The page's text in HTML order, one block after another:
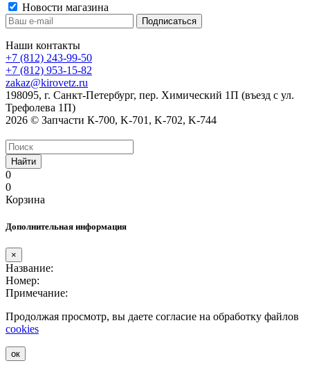
Новости магазина
Наши контакты
+7 (812) 243-99-50
+7 (812) 953-15-82
zakaz@kirovetz.ru
198095, г. Санкт-Петербург, пер. Химический 1П (въезд с ул.
Трефолева 1П)
2026 © Запчасти К-700, K-701, K-702, K-744
Найти
0
0
Корзина
Дополнительная информация
×
Название:
Номер:
Примечание:
Продолжая просмотр, вы даете согласие на обработку файлов
cookies
ок